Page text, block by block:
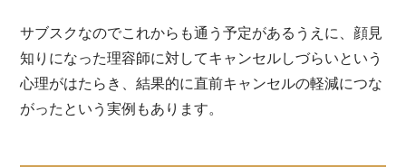
サブスクなのでこれからも通う予定があるうえに、顔見
知りになった理容師に対してキャンセルしづらいという
心理がはたらき、結果的に直前キャンセルの軽減につな
がったという実例もあります。